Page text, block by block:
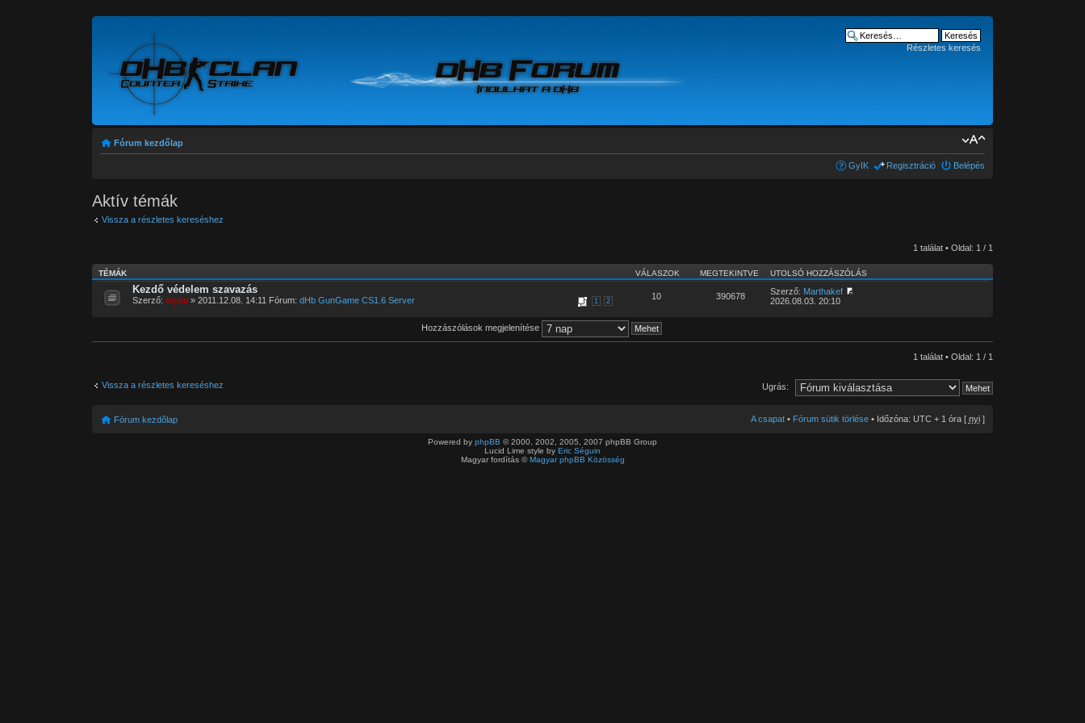
Részletes keresés
Fórum kezdőlap
GyIK Regisztráció Belépés
Aktív témák
Vissza a részletes kereséshez
1 találat • Oldal: 1 / 1
TÉMÁK VÁLASZOK MEGTEKINTVE UTOLSÓ HOZZÁSZÓLÁS
Kezdő védelem szavazás
1 2
Szerző:myke » 2011.12.08. 14:11 Fórum:dHb GunGame CS1.6 Server 10 390678 Szerző: Marthakef
2026.08.03. 20:10
Hozzászólások megjelenítése
1 találat • Oldal: 1 / 1
Vissza a részletes kereséshez Ugrás:
Fórum kezdőlap A csapat• Fórum sütik törlése• Időzóna: UTC + 1 óra [ nyi]
Powered by phpBB © 2000, 2002, 2005, 2007 phpBB Group
Lucid Lime style by Eric Séguin
Magyar fordítás ©Magyar phpBB Közösség